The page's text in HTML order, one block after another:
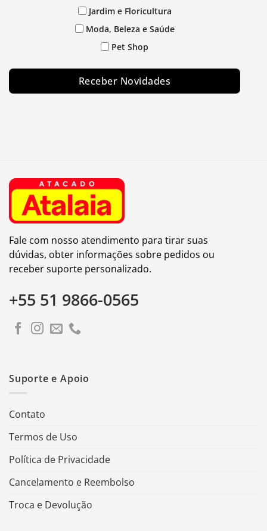
Jardim e Floricultura
Moda, Beleza e Saúde
Pet Shop
Receber Novidades
Fale com nosso atendimento para tirar suas
dúvidas, obter informações sobre pedidos ou
receber suporte personalizado.
+55 51 9866-0565
Suporte e Apoio
Contato
Termos de Uso
Política de Privacidade
Cancelamento e Reembolso
Troca e Devolução